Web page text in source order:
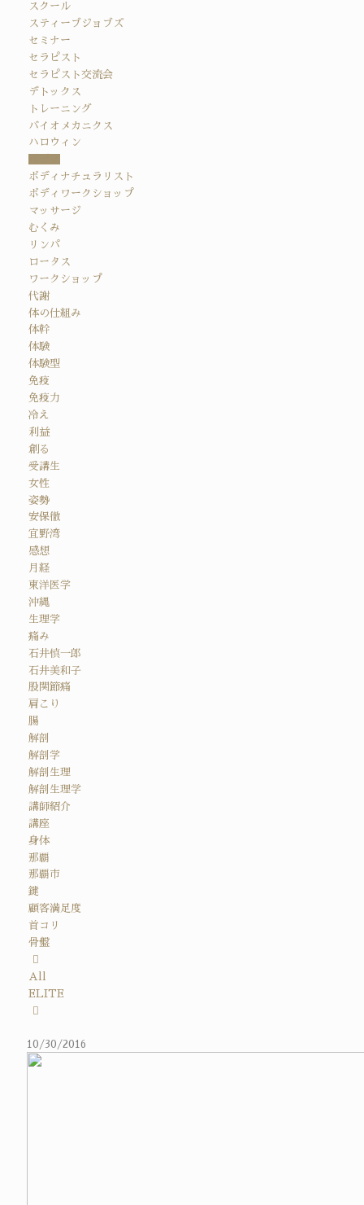
スクール
スティーブジョブズ
セミナー
セラピスト
セラピスト交流会
デトックス
トレーニング
バイオメカニクス
ハロウィン
ボディナチュラリスト
ボディワークショップ
マッサージ
むくみ
リンパ
ロータス
ワークショップ
代謝
体の仕組み
体幹
体験
体験型
免疫
免疫力
冷え
利益
創る
受講生
女性
姿勢
安保徹
宜野湾
感想
月経
東洋医学
沖縄
生理学
痛み
石井慎一郎
石井美和子
股関節痛
肩こり
腸
解剖
解剖学
解剖生理
解剖生理学
講師紹介
講座
身体
那覇
那覇市
鍵
顧客満足度
首コリ
骨盤
All
ELITE
10/30/2016